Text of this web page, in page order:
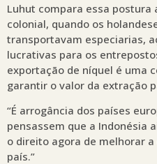
Luhut compara essa postura
colonial, quando os
transportavam especiarias,
lucrativas para os
exportação de níquel é uma
garantir o valor da extração
“É arrogância dos países
pensassem que a Indonésia
o direito agora de melhorar
país.”